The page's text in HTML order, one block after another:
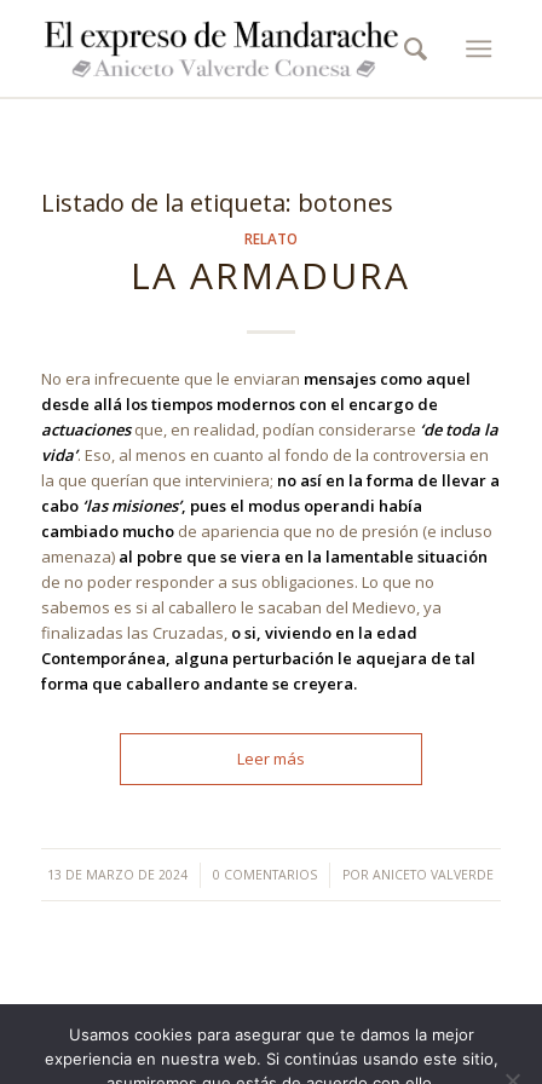
Listado de la etiqueta: botones
RELATO
LA ARMADURA
No era infrecuente que le enviaran mensajes como aquel
desde allá los tiempos modernos con el encargo de
actuacionesque, en realidad, podían considerarse ‘de toda la
vida’. Eso, al menos en cuanto al fondo de la controversia en
la que querían que interviniera; no así en la forma de llevar a
cabo ‘las misiones’, pues el modus operandi había
cambiado muchode apariencia que no de presión (e incluso
amenaza) al pobre que se viera en la lamentable situación
de no poder responder a sus obligaciones. Lo que no
sabemos es si al caballero le sacaban del Medievo, ya
finalizadas las Cruzadas, o si, viviendo en la edad
Contemporánea, alguna perturbación le aquejara de tal
forma que caballero andante se creyera.
Leer más
13 DE MARZO DE 2024
/ 0 COMENTARIOS
/ PORANICETO VALVERDE
©Copyright [2023] - TecnoMur Sistemas, Informática y
Usamos cookies para asegurar que te damos la mejor
experiencia en nuestra web. Si continúas usando este sitio,